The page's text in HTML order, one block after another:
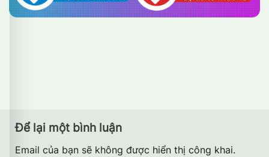
Để lại một bình luận
Email của bạn sẽ không được hiển thị công khai.